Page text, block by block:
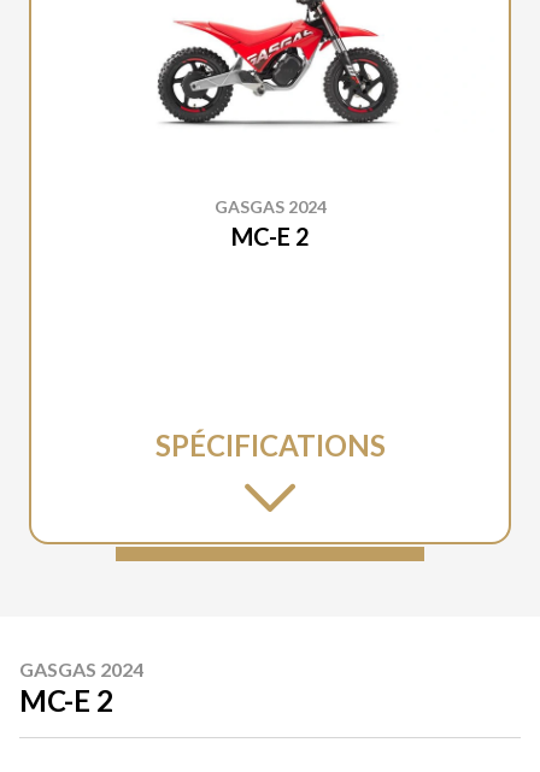
GASGAS 2024
MC-E 2
SPÉCIFICATIONS
GASGAS 2024
MC-E 2